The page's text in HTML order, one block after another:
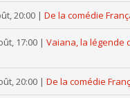
20:00 | De la comédie
17:00 | Vaiana, la légende
20:00 | De la comédie